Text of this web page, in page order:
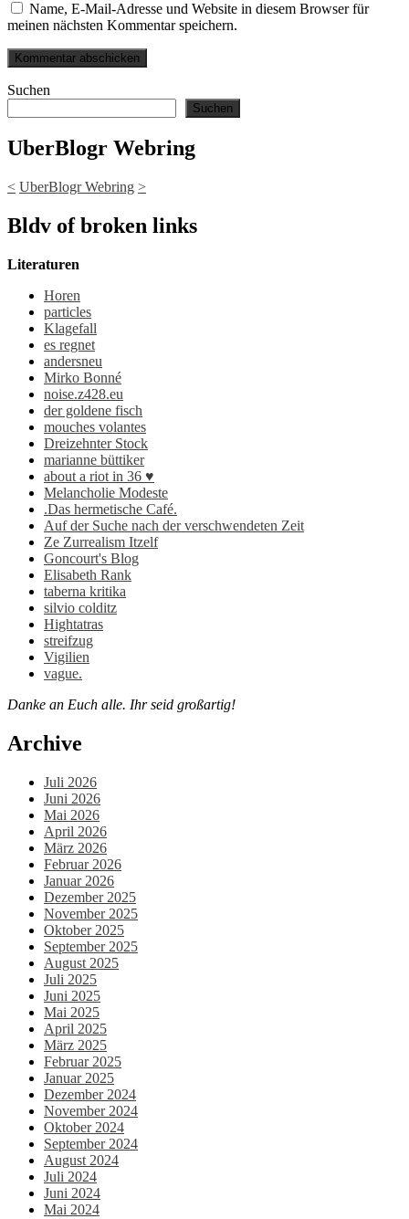
Name, E-Mail-Adresse und Website in diesem Browser für
meinen nächsten Kommentar speichern.
Suchen
Suchen
UberBlogr Webring
< UberBlogr Webring >
Bldv of broken links
Literaturen
Horen
particles
Klagefall
es regnet
andersneu
Mirko Bonné
noise.z428.eu
der goldene fisch
mouches volantes
Dreizehnter Stock
marianne büttiker
about a riot in 36 ♥
Melancholie Modeste
.Das hermetische Café.
Auf der Suche nach der verschwendeten Zeit
Ze Zurrealism Itzelf
Goncourt's Blog
Elisabeth Rank
taberna kritika
silvio colditz
Hightatras
streifzug
Vigilien
vague.
Danke an Euch alle. Ihr seid großartig!
Archive
Juli 2026
Juni 2026
Mai 2026
April 2026
März 2026
Februar 2026
Januar 2026
Dezember 2025
November 2025
Oktober 2025
September 2025
August 2025
Juli 2025
Juni 2025
Mai 2025
April 2025
März 2025
Februar 2025
Januar 2025
Dezember 2024
November 2024
Oktober 2024
September 2024
August 2024
Juli 2024
Juni 2024
Mai 2024